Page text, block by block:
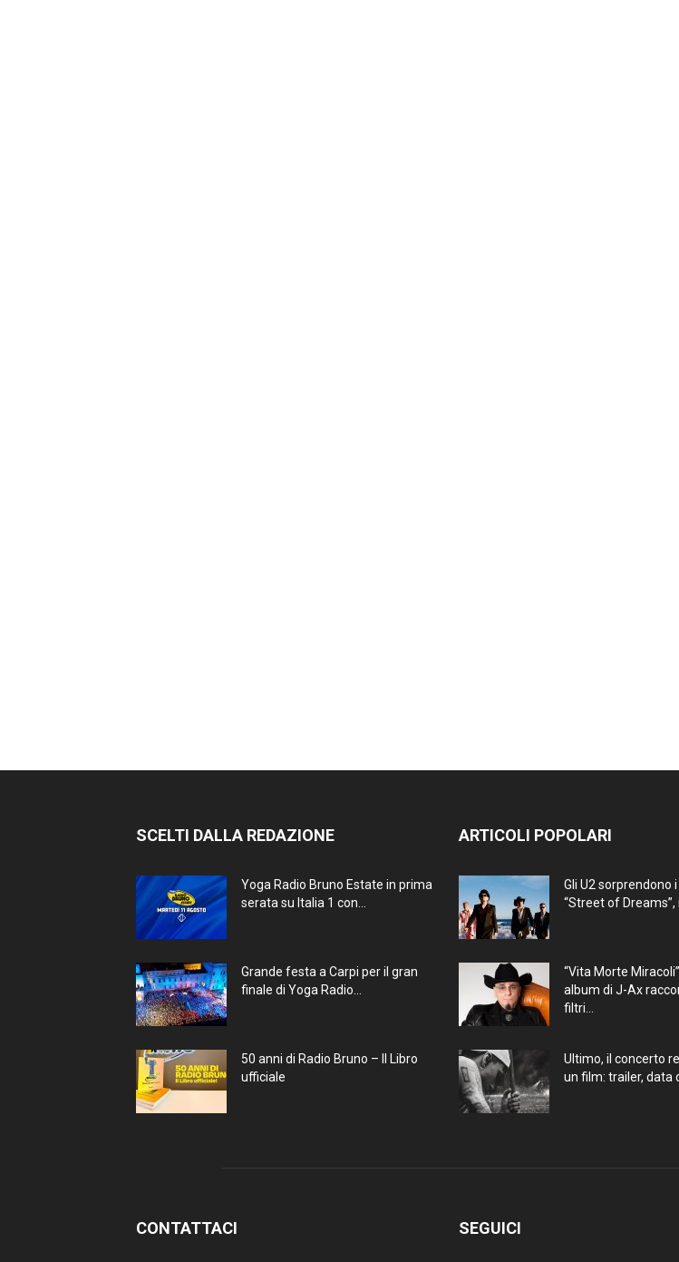
SCELTI DALLA REDAZIONE
Yoga Radio Bruno Estate in prima
serata su Italia 1 con...
Grande festa a Carpi per il gran
finale di Yoga Radio...
50 anni di Radio Bruno – Il Libro
ufficiale
ARTICOLI POPOLARI
Gli U2 sorprendono
“Street of Dreams”,
“Vita Morte
album di J-Ax
filtri...
Ultimo, il concerto
un film: trailer, data
CONTATTACI SEGUICI